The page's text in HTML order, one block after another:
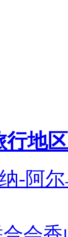
行地区
-阿